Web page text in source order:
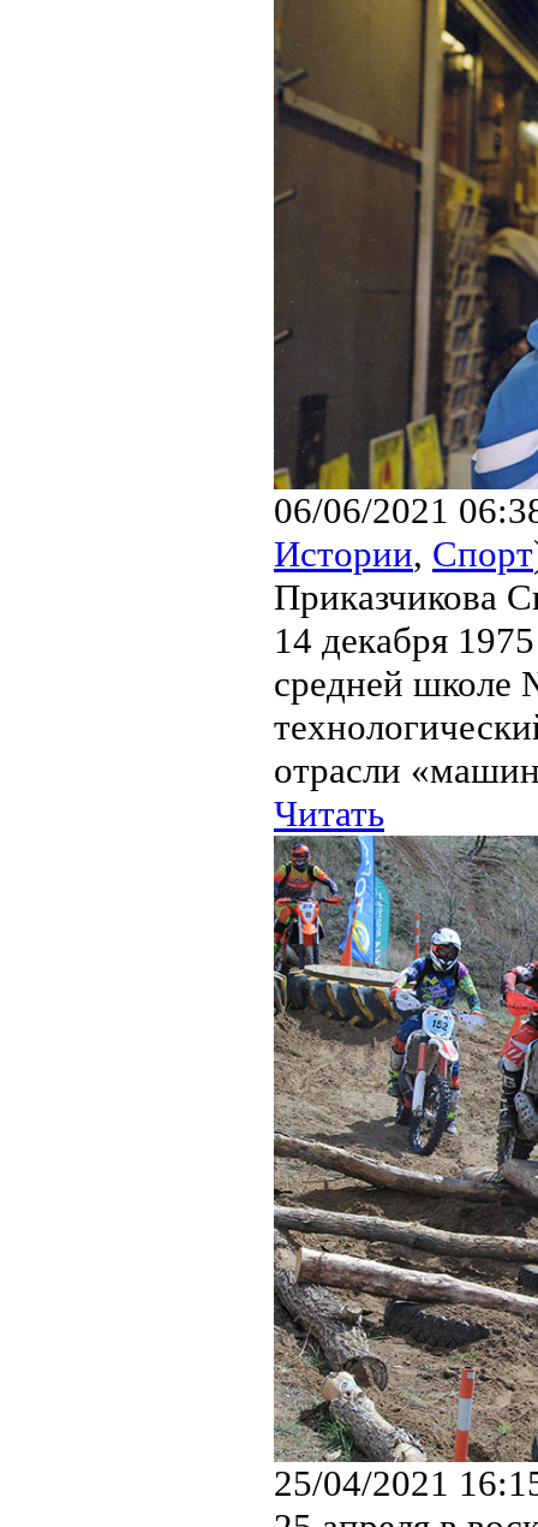
06/06/2021
Истории, Спорт
Приказчикова
14 декабря
средней школе
отрасли
Читать
25/04/2021